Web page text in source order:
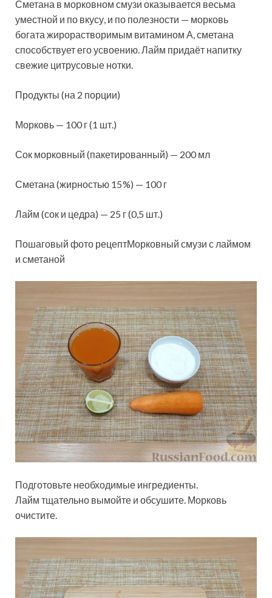
Сметана в морковном смузи оказывается весьма
уместной и по вкусу, и по полезности — морковь
богата жирорастворимым витамином А, сметана
способствует его усвоению. Лайм придаёт напитку
свежие цитрусовые нотки.
Продукты (на 2 порции)
Морковь — 100 г (1 шт.)
Сок морковный (пакетированный) — 200 мл
Сметана (жирностью 15 %) — 100 г
Лайм (сок и цедра) — 25 г (0,5 шт.)
Пошаговый фото рецептМорковный смузи с лаймом
и сметаной
Подготовьте необходимые ингредиенты.
Лайм тщательно вымойте и обсушите. Морковь
очистите.